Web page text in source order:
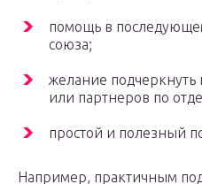
помощь в
союза;
желание подчеркнуть
или партнеров по
простой и полезный
Например, практичным